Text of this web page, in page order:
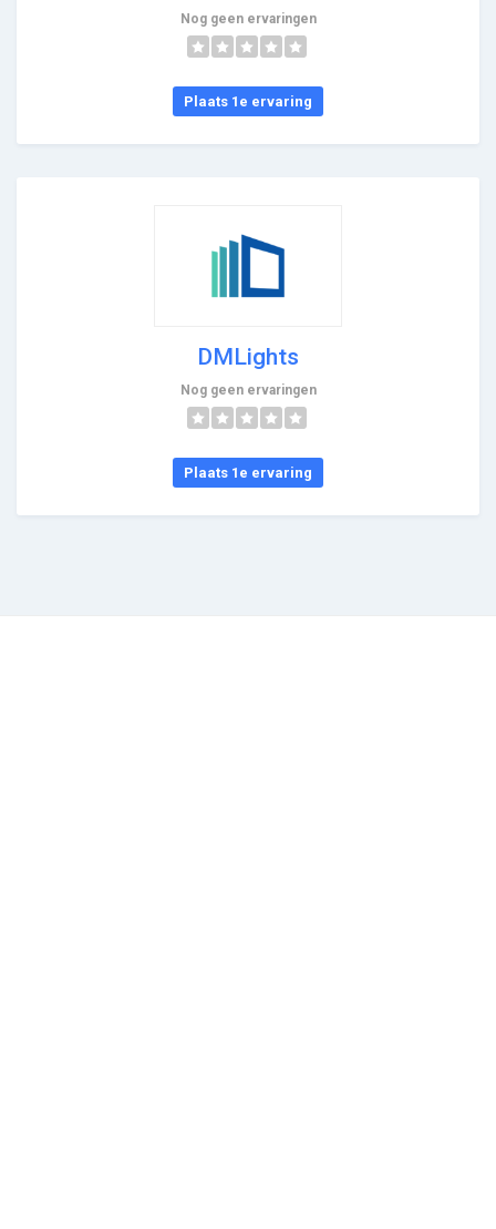
Nog geen ervaringen
Plaats 1e ervaring
DMLights
Nog geen ervaringen
Plaats 1e ervaring